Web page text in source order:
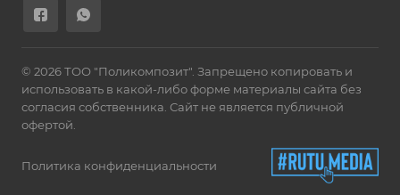
© 2026 ТОО "Поликомпозит". Запрещено копировать и
использовать в какой-либо форме материалы сайта без
согласия собственника. Сайт не является публичной
офертой.
Политика конфиденциальности